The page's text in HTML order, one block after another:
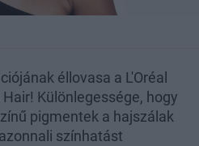
éllovasa a L'Oréal
Különlegessége, hogy
pigmentek a hajszálak
színhatást